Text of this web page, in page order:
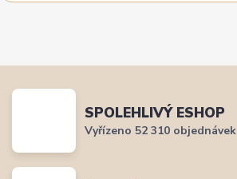
SPOLEHLIVÝ ESHOP
Vyřízeno 52 310 objednávek